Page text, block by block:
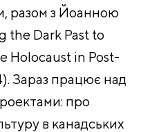
разом з Йоанною
the Dark Past to
Holocaust in Post-
Зараз працює над
про
в канадських